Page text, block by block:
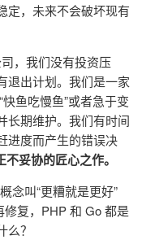
定，未来不会破坏现有
，我们没有投资压
退出计划。我们是一家
鱼吃慢鱼”或者急于变
长期维护。我们有时间
进度而产生的错误决
妥协的匠心之作。
念叫“更糟就是更好”
修复，PHP 和 Go 都是
？